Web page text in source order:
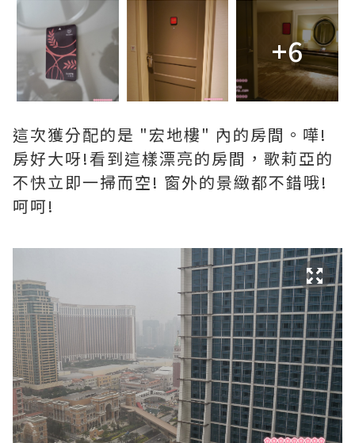
+6
這次獲分配的是 "宏地樓" 內的房間。嘩!
房好大呀!看到這樣漂亮的房間，歌莉亞的
不快立即一掃而空! 窗外的景緻都不錯哦!
呵呵!